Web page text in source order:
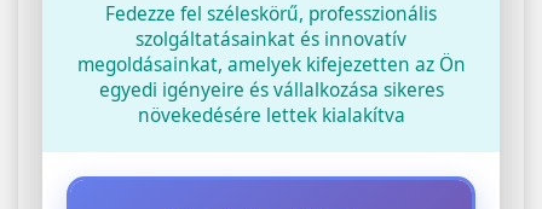
Fedezze fel széleskörű, professzionális
szolgáltatásainkat és innovatív
megoldásainkat, amelyek kifejezetten az Ön
egyedi igényeire és vállalkozása sikeres
növekedésére lettek kialakítva